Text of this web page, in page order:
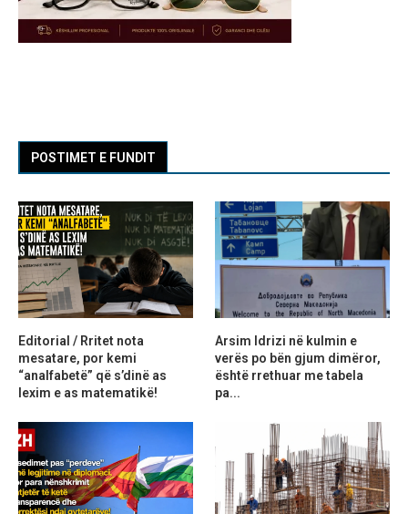
POSTIMET E FUNDIT
Editorial / Rritet nota
mesatare, por kemi
“analfabetë” që s’dinë as
lexim e as matematikë!
Arsim Idrizi në kulmin e
verës po bën gjum dimëror,
është rrethuar me tabela
pa...